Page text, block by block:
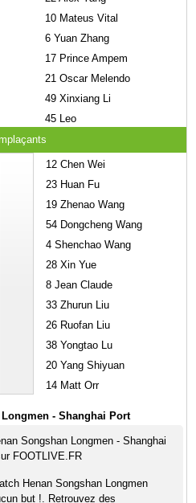
10 Mateus Vital
6 Yuan Zhang
17 Prince Ampem
21 Oscar Melendo
49 Xinxiang Li
45 Leo
12 Chen Wei
23 Huan Fu
19 Zhenao Wang
54 Dongcheng Wang
4 Shenchao Wang
28 Xin Yue
8 Jean Claude
33 Zhurun Liu
26 Ruofan Liu
38 Yongtao Lu
20 Yang Shiyuan
14 Matt Orr
- Shanghai Port
Songshan Longmen - Shanghai
FOOTLIVE.FR
Henan Songshan Longmen
but !. Retrouvez des